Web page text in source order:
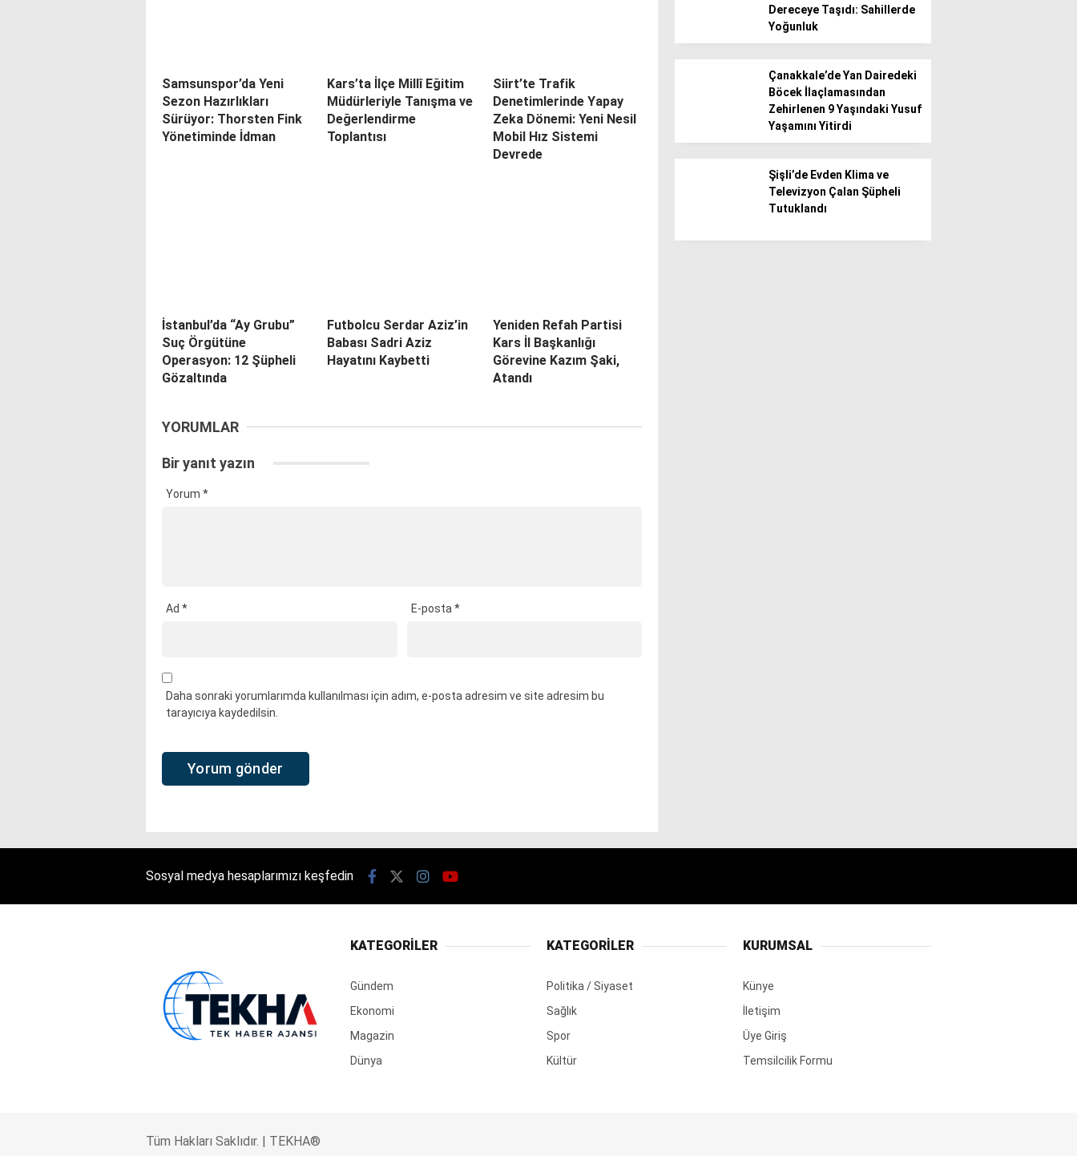
Samsunspor’da Yeni
Sezon Hazırlıkları
Sürüyor: Thorsten Fink
Yönetiminde İdman
Kars’ta İlçe Millî Eğitim
Müdürleriyle Tanışma ve
Değerlendirme
Toplantısı
Siirt’te Trafik
Denetimlerinde Yapay
Zeka Dönemi: Yeni Nesil
Mobil Hız Sistemi
Devrede
İstanbul’da “Ay Grubu”
Suç Örgütüne
Operasyon: 12 Şüpheli
Gözaltında
Futbolcu Serdar Aziz’in
Babası Sadri Aziz
Hayatını Kaybetti
Yeniden Refah Partisi
Kars İl Başkanlığı
Görevine Kazım Şaki,
Atandı
YORUMLAR
Bir yanıt yazın
Yorum *
Ad * E-posta *
Daha sonraki yorumlarımda kullanılması için adım, e-posta adresim ve site adresim bu
tarayıcıya kaydedilsin.
Dereceye Taşıdı: Sahillerde
Yoğunluk
Çanakkale’de Yan Dairedeki
Böcek İlaçlamasından
Zehirlenen 9 Yaşındaki Yusuf
Yaşamını Yitirdi
Şişli’de Evden Klima ve
Televizyon Çalan Şüpheli
Tutuklandı
Sosyal medya hesaplarımızı keşfedin
KATEGORİLER
Gündem
Ekonomi
Magazin
Dünya
KATEGORİLER
Politika / Siyaset
Sağlık
Spor
Kültür
KURUMSAL
Künye
İletişim
Üye Giriş
Temsilcilik Formu
Tüm Hakları Saklıdır. | TEKHA®